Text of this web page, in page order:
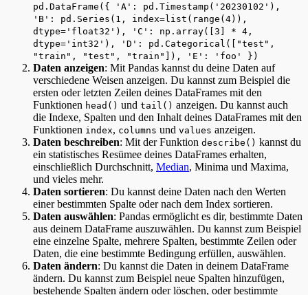
pd.DataFrame({ 'A': pd.Timestamp('20230102'),
'B': pd.Series(1, index=list(range(4)),
dtype='float32'), 'C': np.array([3] * 4,
dtype='int32'), 'D': pd.Categorical(["test",
"train", "test", "train"]), 'E': 'foo' })
Daten anzeigen: Mit Pandas kannst du deine Daten auf
verschiedene Weisen anzeigen. Du kannst zum Beispiel die
ersten oder letzten Zeilen deines DataFrames mit den
Funktionen head() und tail() anzeigen. Du kannst auch
die Indexe, Spalten und den Inhalt deines DataFrames mit den
Funktionen index, columns und values anzeigen.
Daten beschreiben: Mit der Funktion describe() kannst du
ein statistisches Resümee deines DataFrames erhalten,
einschließlich Durchschnitt, Median, Minima und Maxima,
und vieles mehr.
Daten sortieren: Du kannst deine Daten nach den Werten
einer bestimmten Spalte oder nach dem Index sortieren.
Daten auswählen: Pandas ermöglicht es dir, bestimmte Daten
aus deinem DataFrame auszuwählen. Du kannst zum Beispiel
eine einzelne Spalte, mehrere Spalten, bestimmte Zeilen oder
Daten, die eine bestimmte Bedingung erfüllen, auswählen.
Daten ändern: Du kannst die Daten in deinem DataFrame
ändern. Du kannst zum Beispiel neue Spalten hinzufügen,
bestehende Spalten ändern oder löschen, oder bestimmte